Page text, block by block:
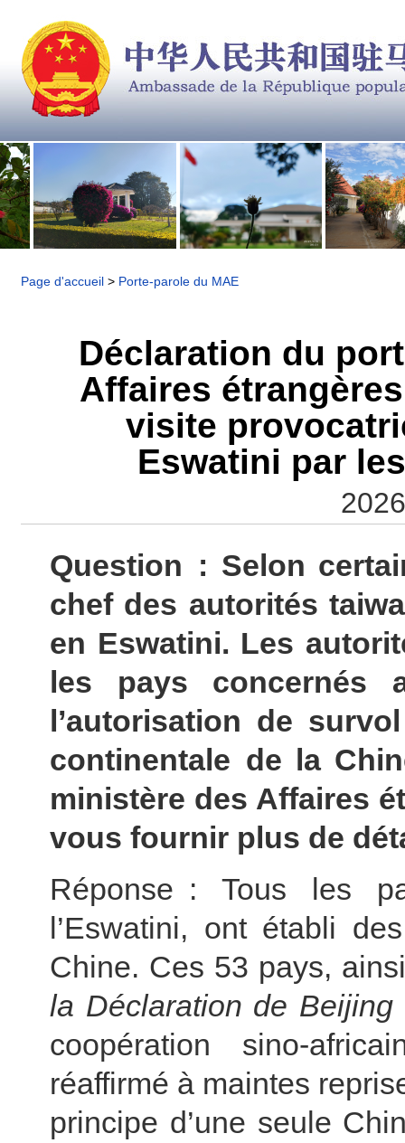
Page d'accueil > Porte-parole du MAE
Déclaration du
Affaires
visite
Eswatini par
Question : Selon
chef des autorités
en Eswatini. Les
les pays concernés
l’autorisation de
continentale de la
ministère des Affaires
vous fournir plus de
Réponse : Tous les
l’Eswatini, ont établi
Chine. Ces 53 pays,
la Déclaration de Beijing
coopération sino-
réaffirmé à maintes
principe d’une seule